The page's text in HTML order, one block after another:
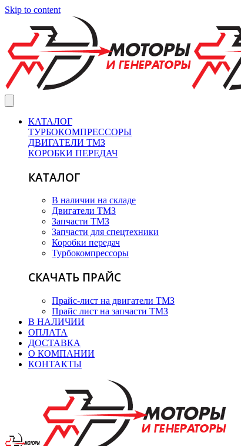
Skip to content
КАТАЛОГ
ТУРБОКОМПРЕССОРЫ
ДВИГАТЕЛИ ТМЗ
КОРОБКИ ПЕРЕДАЧ
КАТАЛОГ
В наличии на складе
Двигатели ТМЗ
Запчасти ТМЗ
Запчасти для спецтехники
Коробки передач
Турбокомпрессоры
СКАЧАТЬ ПРАЙС
Прайс-лист на двигатели ТМЗ
Прайс лист на запчасти ТМЗ
В НАЛИЧИИ
ОПЛАТА
ДОСТАВКА
О КОМПАНИИ
КОНТАКТЫ